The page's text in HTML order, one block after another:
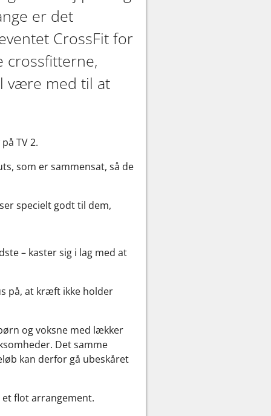
er det
CrossFit for
crossfitterne,
være med til at
TV 2.
som er sammensat, så de
specielt godt til dem,
– kaster sig i lag med at
på, at kræft ikke holder
og voksne med lækker
Det samme
kan derfor gå ubeskåret
flot arrangement.